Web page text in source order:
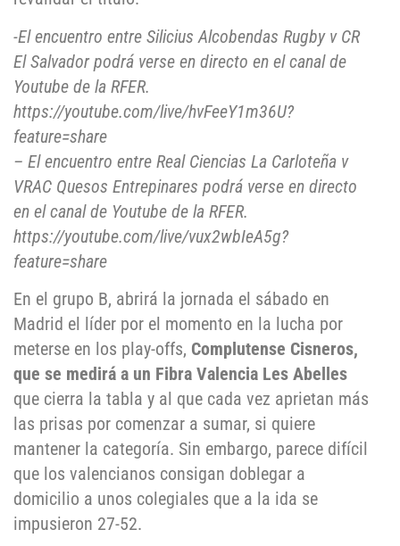
-El encuentro entre Silicius Alcobendas Rugby v CR
El Salvador podrá verse en directo en el canal de
Youtube de la RFER.
https://youtube.com/live/hvFeeY1m36U?
feature=share
– El encuentro entre Real Ciencias La Carloteña v
VRAC Quesos Entrepinares podrá verse en directo
en el canal de Youtube de la RFER.
https://youtube.com/live/vux2wbIeA5g?
feature=share
En el grupo B, abrirá la jornada el sábado en
Madrid el líder por el momento en la lucha por
meterse en los play-offs, Complutense Cisneros,
que se medirá a un Fibra Valencia Les Abelles
que cierra la tabla y al que cada vez aprietan más
las prisas por comenzar a sumar, si quiere
mantener la categoría. Sin embargo, parece difícil
que los valencianos consigan doblegar a
domicilio a unos colegiales que a la ida se
impusieron 27-52.